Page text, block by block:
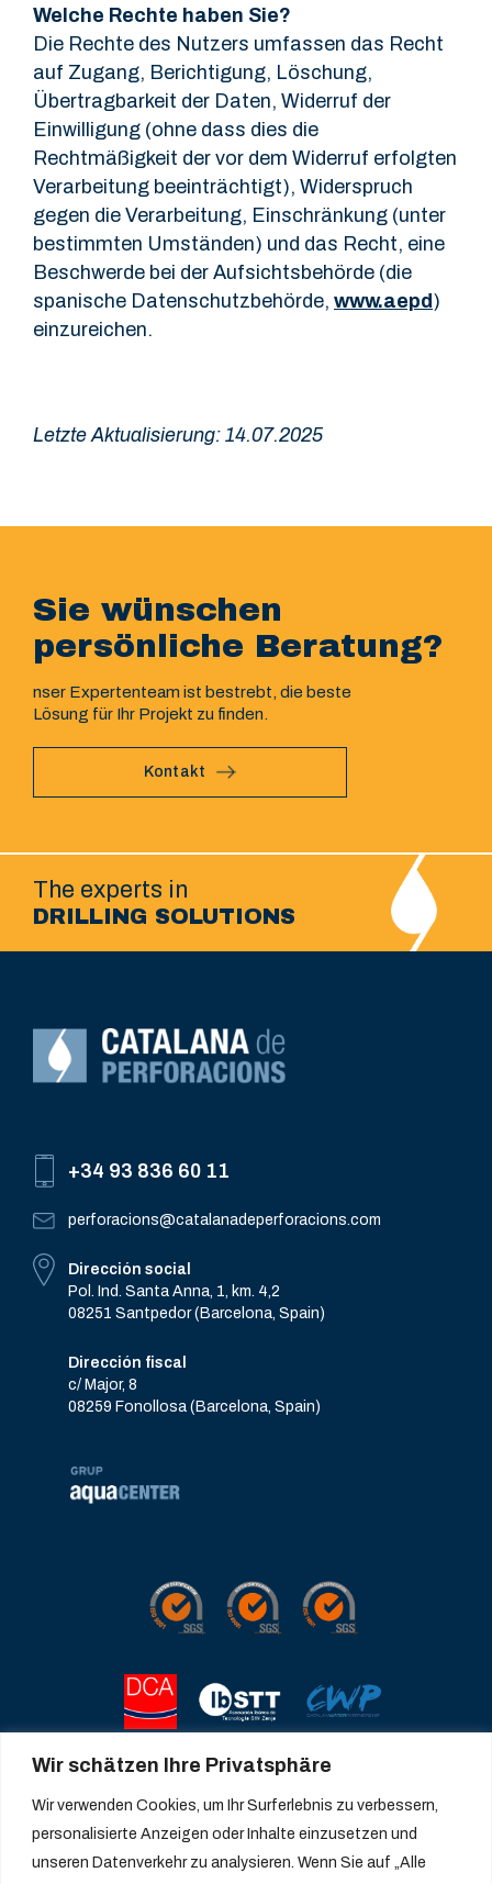
Wir schätzen Ihre Privatsphäre
Wir verwenden Cookies, um Ihr Surferlebnis zu verbessern,
personalisierte Anzeigen oder Inhalte einzusetzen und
unseren Datenverkehr zu analysieren. Wenn Sie auf „Alle
Welche Rechte haben Sie?
Die Rechte des Nutzers umfassen das Recht
auf Zugang, Berichtigung, Löschung,
Übertragbarkeit der Daten, Widerruf der
Einwilligung (ohne dass dies die
Rechtmäßigkeit der vor dem Widerruf erfolgten
Verarbeitung beeinträchtigt), Widerspruch
gegen die Verarbeitung, Einschränkung (unter
bestimmten Umständen) und das Recht, eine
Beschwerde bei der Aufsichtsbehörde (die
spanische Datenschutzbehörde, www.aepd )
einzureichen.
Letzte Aktualisierung: 14.07.2025
The experts in
DRILLING SOLUTIONS
Sie wünschen
persönliche Beratung?
nser Expertenteam ist bestrebt, die beste
Lösung für Ihr Projekt zu finden.
Kontakt
+34 93 836 60 11
perforacions@catalanadeperforacions.com
Dirección social
Pol. Ind. Santa Anna, 1, km. 4,2
08251 Santpedor (Barcelona, Spain)
Dirección fiscal
c/ Major, 8
08259 Fonollosa (Barcelona, Spain)